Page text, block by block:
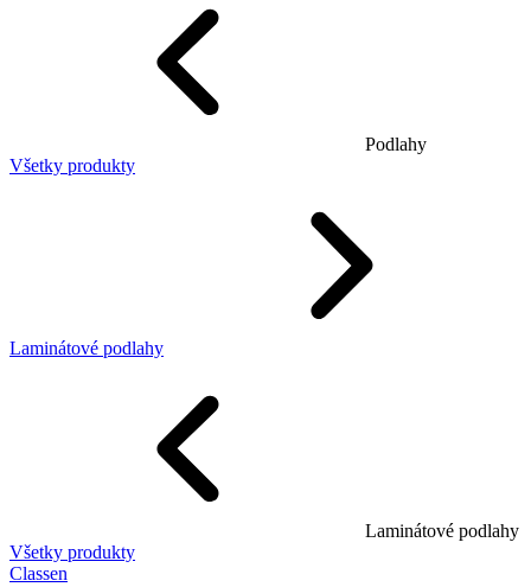
Podlahy
Všetky produkty
Laminátové podlahy
Laminátové podlahy
Všetky produkty
Classen